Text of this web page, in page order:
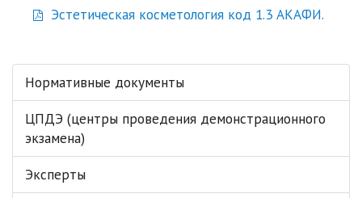
Эстетическая косметология код 1.3 АКАФИ.
Нормативные документы
ЦПДЭ (центры проведения демонстрационного
экзамена)
Эксперты